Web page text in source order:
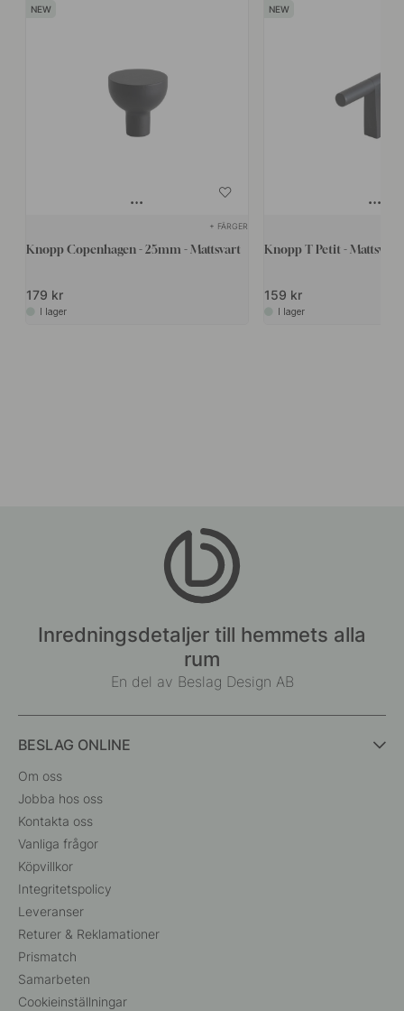
+ FÄRGER
Knopp Copenhagen - 25mm - Mattsvart
179 kr
I lager
Knopp T Petit - Mattsvart
159 kr
I lager
Inredningsdetaljer till hemmets alla
rum
En del av Beslag Design AB
BESLAG ONLINE
Om oss
Jobba hos oss
Kontakta oss
Vanliga frågor
Köpvillkor
Integritetspolicy
Leveranser
Returer & Reklamationer
Prismatch
Samarbeten
Cookieinställningar